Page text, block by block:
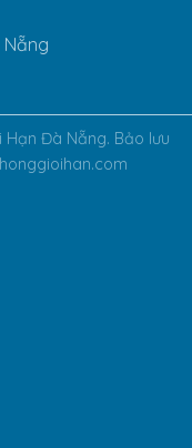
Nẵng
Hạn Đà Nẵng. Bảo lưu